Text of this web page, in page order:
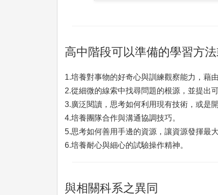
高中階段可以準備的學習方
1.培養對事物的好奇心與訓練觀察能力，藉
2.從細微的線索中找尋問題的根源，並提出
3.廣泛閱讀，思考如何利用現有技術，或是
4.培養團隊合作與溝通協調技巧。
5.思考如何善用手邊的資源，讓資源發揮最
6.培養耐心與細心的試驗操作精神。
與相關科系之異同